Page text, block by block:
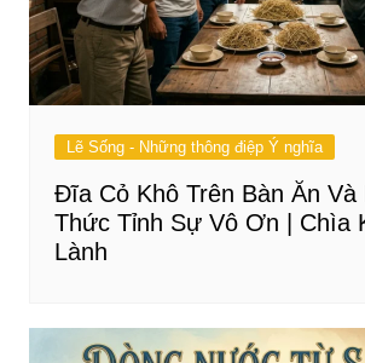
Lẽ Sống - Những thông điệp Ý nghĩa
Đĩa Cỏ Khô Trên Bàn Ăn Và
Thức Tỉnh Sự Vô Ơn | Chìa
Lành